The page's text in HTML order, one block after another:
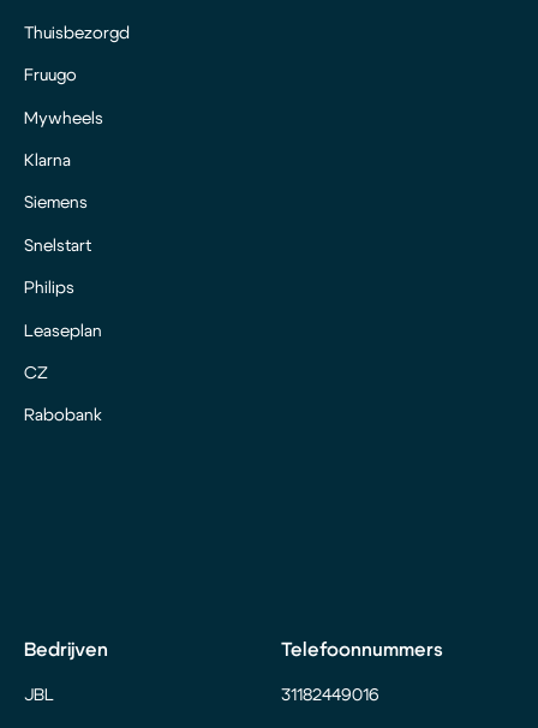
Thuisbezorgd
Fruugo
Mywheels
Klarna
Siemens
Snelstart
Philips
Leaseplan
CZ
Rabobank
Bedrijven
JBL
Telefoonnummers
31182449016